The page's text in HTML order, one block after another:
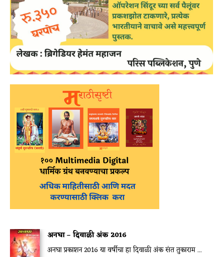
अनघा – दिवाळी अंक 2016
अनघा प्रकाशन 2016 या वर्षीचा हा दिवाळी अंक संत तुकाराम ...